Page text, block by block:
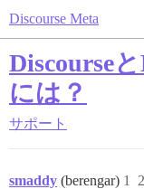
Discourse Meta
Discourse
には？
サポート
smaddy (berengar) 1